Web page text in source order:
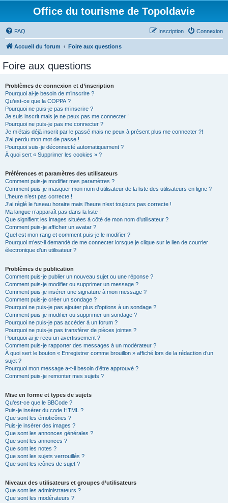
Office du tourisme de Topoldavie
FAQ Connexion
Inscription
Accueil du forum Foire aux questions
Foire aux questions
Problèmes de connexion et d’inscription
Pourquoi ai-je besoin de m’inscrire ?
Qu’est-ce que la COPPA ?
Pourquoi ne puis-je pas m’inscrire ?
Je suis inscrit mais je ne peux pas me connecter !
Pourquoi ne puis-je pas me connecter ?
Je m’étais déjà inscrit par le passé mais ne peux à présent plus me connecter ?!
J’ai perdu mon mot de passe !
Pourquoi suis-je déconnecté automatiquement ?
À quoi sert « Supprimer les cookies » ?
Préférences et paramètres des utilisateurs
Comment puis-je modifier mes paramètres ?
Comment puis-je masquer mon nom d’utilisateur de la liste des utilisateurs en ligne ?
L’heure n’est pas correcte !
J’ai réglé le fuseau horaire mais l’heure n’est toujours pas correcte !
Ma langue n’apparaît pas dans la liste !
Que signifient les images situées à côté de mon nom d’utilisateur ?
Comment puis-je afficher un avatar ?
Quel est mon rang et comment puis-je le modifier ?
Pourquoi m’est-il demandé de me connecter lorsque je clique sur le lien de courrier
électronique d’un utilisateur ?
Problèmes de publication
Comment puis-je publier un nouveau sujet ou une réponse ?
Comment puis-je modifier ou supprimer un message ?
Comment puis-je insérer une signature à mon message ?
Comment puis-je créer un sondage ?
Pourquoi ne puis-je pas ajouter plus d’options à un sondage ?
Comment puis-je modifier ou supprimer un sondage ?
Pourquoi ne puis-je pas accéder à un forum ?
Pourquoi ne puis-je pas transférer de pièces jointes ?
Pourquoi ai-je reçu un avertissement ?
Comment puis-je rapporter des messages à un modérateur ?
À quoi sert le bouton « Enregistrer comme brouillon » affiché lors de la rédaction d’un
sujet ?
Pourquoi mon message a-t-il besoin d’être approuvé ?
Comment puis-je remonter mes sujets ?
Mise en forme et types de sujets
Qu’est-ce que le BBCode ?
Puis-je insérer du code HTML ?
Que sont les émoticônes ?
Puis-je insérer des images ?
Que sont les annonces générales ?
Que sont les annonces ?
Que sont les notes ?
Que sont les sujets verrouillés ?
Que sont les icônes de sujet ?
Niveaux des utilisateurs et groupes d’utilisateurs
Que sont les administrateurs ?
Que sont les modérateurs ?